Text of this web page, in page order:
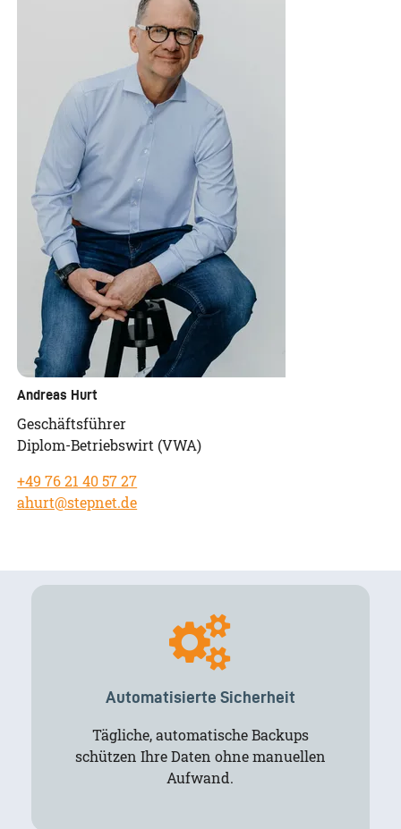
Andreas Hurt
Geschäftsführer
Diplom-Betriebswirt (VWA)
+49 76 21 40 57 27
ahurt@stepnet.de
Automatisierte Sicherheit
Tägliche, automatische Backups
schützen Ihre Daten ohne manuellen
Aufwand.